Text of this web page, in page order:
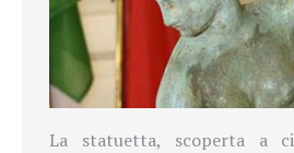
La statuetta, scoperta a